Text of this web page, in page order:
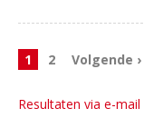
1 2 Volgende ›
Resultaten via e-mail